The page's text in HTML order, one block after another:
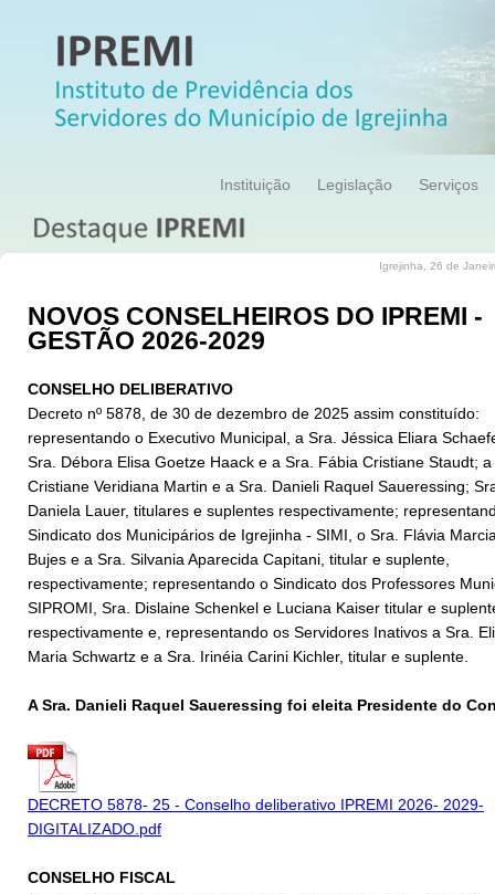
Instituição Legislação Serviços
Igrejinha, 26 de
NOVOS CONSELHEIROS DO IPREMI -
GESTÃO 2026-2029
CONSELHO DELIBERATIVO
Decreto nº 5878, de 30 de dezembro de 2025 assim constituído:
representando o Executivo Municipal, a Sra. Jéssica Eliara
Sra. Débora Elisa Goetze Haack e a Sra. Fábia Cristiane Staudt; a
Cristiane Veridiana Martin e a Sra. Danieli Raquel Saueressing;
Daniela Lauer, titulares e suplentes respectivamente;
Sindicato dos Municipários de Igrejinha - SIMI, o Sra. Flávia
Bujes e a Sra. Silvania Aparecida Capitani, titular e suplente,
respectivamente; representando o Sindicato dos Professores
SIPROMI, Sra. Dislaine Schenkel e Luciana Kaiser titular e
respectivamente e, representando os Servidores Inativos a Sra.
Maria Schwartz e a Sra. Irinéia Carini Kichler, titular e suplente.
A Sra. Danieli Raquel Saueressing foi eleita Presidente do
DECRETO 5878- 25 - Conselho deliberativo IPREMI 2026- 2029-
DIGITALIZADO.pdf
CONSELHO FISCAL